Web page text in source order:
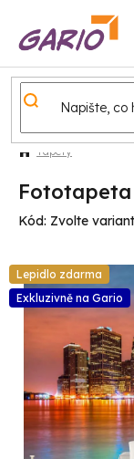
obsah
Tapety
Kód: Zvolte
Lepidlo zdarma
Exkluzivně na Gario